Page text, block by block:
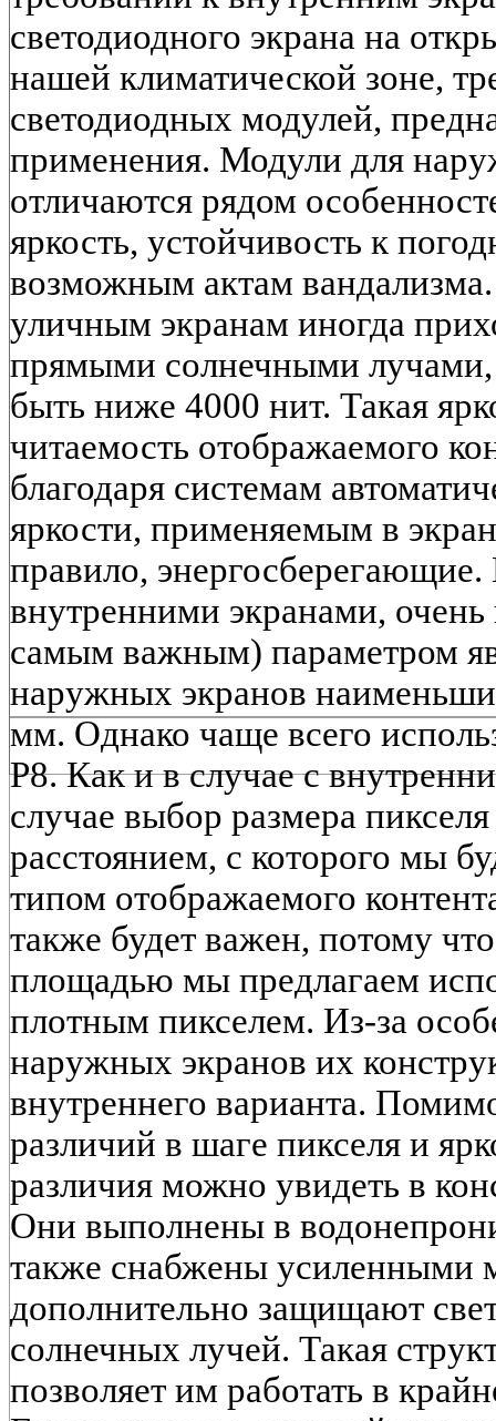
светодиодного экрана на
нашей климатической зоне,
светодиодных модулей,
применения. Модули для
отличаются рядом
яркость, устойчивость к
возможным актам
уличным экранам иногда
прямыми солнечными лучами,
быть ниже 4000 нит. Такая
читаемость отображаемого
благодаря системам
яркости, применяемым в
правило, энергосберегающие.
внутренними экранами,
самым важным) параметром
наружных экранов
мм. Однако чаще всего
P8. Как и в случае с
случае выбор размера
расстоянием, с которого мы
типом отображаемого
также будет важен, потому
площадью мы предлагаем
плотным пикселем. Из-за
наружных экранов их
внутреннего варианта.
различий в шаге пикселя и
различия можно увидеть в
Они выполнены в
также снабжены усиленными
дополнительно защищают
солнечных лучей. Такая
позволяет им работать в